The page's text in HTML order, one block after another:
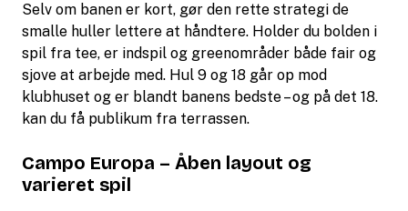
Selv om banen er kort, gør den rette strategi de
smalle huller lettere at håndtere. Holder du bolden i
spil fra tee, er indspil og greenområder både fair og
sjove at arbejde med. Hul 9 og 18 går op mod
klubhuset og er blandt banens bedste – og på det 18.
kan du få publikum fra terrassen.
Campo Europa – Åben layout og
varieret spil